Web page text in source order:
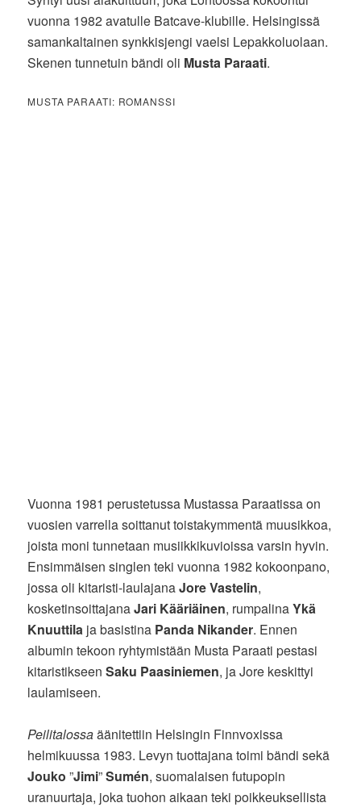
vuonna 1982 avatulle Batcave-klubille. Helsingissä
samankaltainen synkkisjengi vaelsi Lepakkoluolaan.
Skenen tunnetuin bändi oli Musta Paraati.
MUSTA PARAATI: ROMANSSI
Vuonna 1981 perustetussa Mustassa Paraatissa on
vuosien varrella soittanut toistakymmentä muusikkoa,
joista moni tunnetaan musiikkikuvioissa varsin hyvin.
Ensimmäisen singlen teki vuonna 1982 kokoonpano,
jossa oli kitaristi-laulajanaJore Vastelin,
kosketinsoittajanaJari Kääriäinen, rumpalinaYkä
Knuuttila ja basistina Panda Nikander. Ennen
albumin tekoon ryhtymistään Musta Paraati pestasi
kitaristikseenSaku Paasiniemen, ja Jore keskittyi
laulamiseen.
Peilitalossaäänitettiin Helsingin Finnvoxissa
helmikuussa 1983. Levyn tuottajana toimi bändi sekä
Jouko ”Jimi”Sumén, suomalaisen futupopin
uranuurtaja, joka tuohon aikaan teki poikkeuksellista